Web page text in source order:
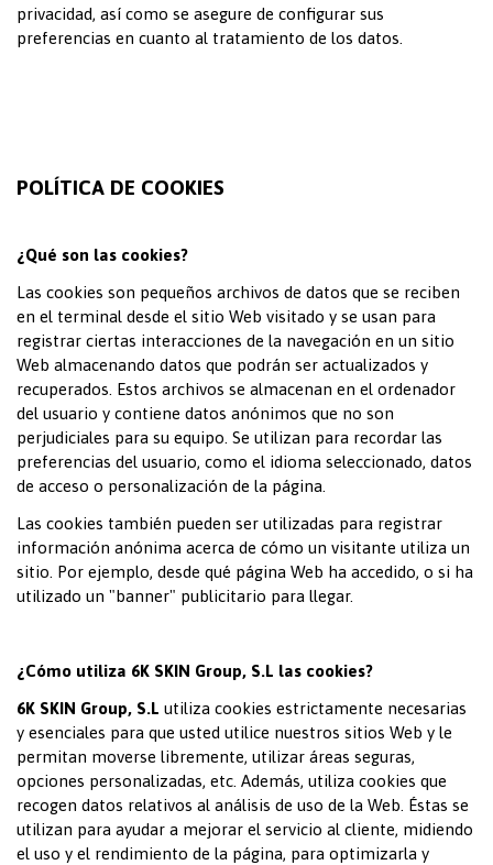
privacidad, así como se asegure de configurar sus
preferencias en cuanto al tratamiento de los datos.
POLÍTICA DE COOKIES
¿Qué son las cookies?
Las cookies son pequeños archivos de datos que se reciben
en el terminal desde el sitio Web visitado y se usan para
registrar ciertas interacciones de la navegación en un sitio
Web almacenando datos que podrán ser actualizados y
recuperados. Estos archivos se almacenan en el ordenador
del usuario y contiene datos anónimos que no son
perjudiciales para su equipo. Se utilizan para recordar las
preferencias del usuario, como el idioma seleccionado, datos
de acceso o personalización de la página.
Las cookies también pueden ser utilizadas para registrar
información anónima acerca de cómo un visitante utiliza un
sitio. Por ejemplo, desde qué página Web ha accedido, o si ha
utilizado un "banner" publicitario para llegar.
¿Cómo utiliza 6K SKIN Group, S.L las cookies?
6K SKIN Group, S.L utiliza cookies estrictamente necesarias
y esenciales para que usted utilice nuestros sitios Web y le
permitan moverse libremente, utilizar áreas seguras,
opciones personalizadas, etc. Además, utiliza cookies que
recogen datos relativos al análisis de uso de la Web. Éstas se
utilizan para ayudar a mejorar el servicio al cliente, midiendo
el uso y el rendimiento de la página, para optimizarla y